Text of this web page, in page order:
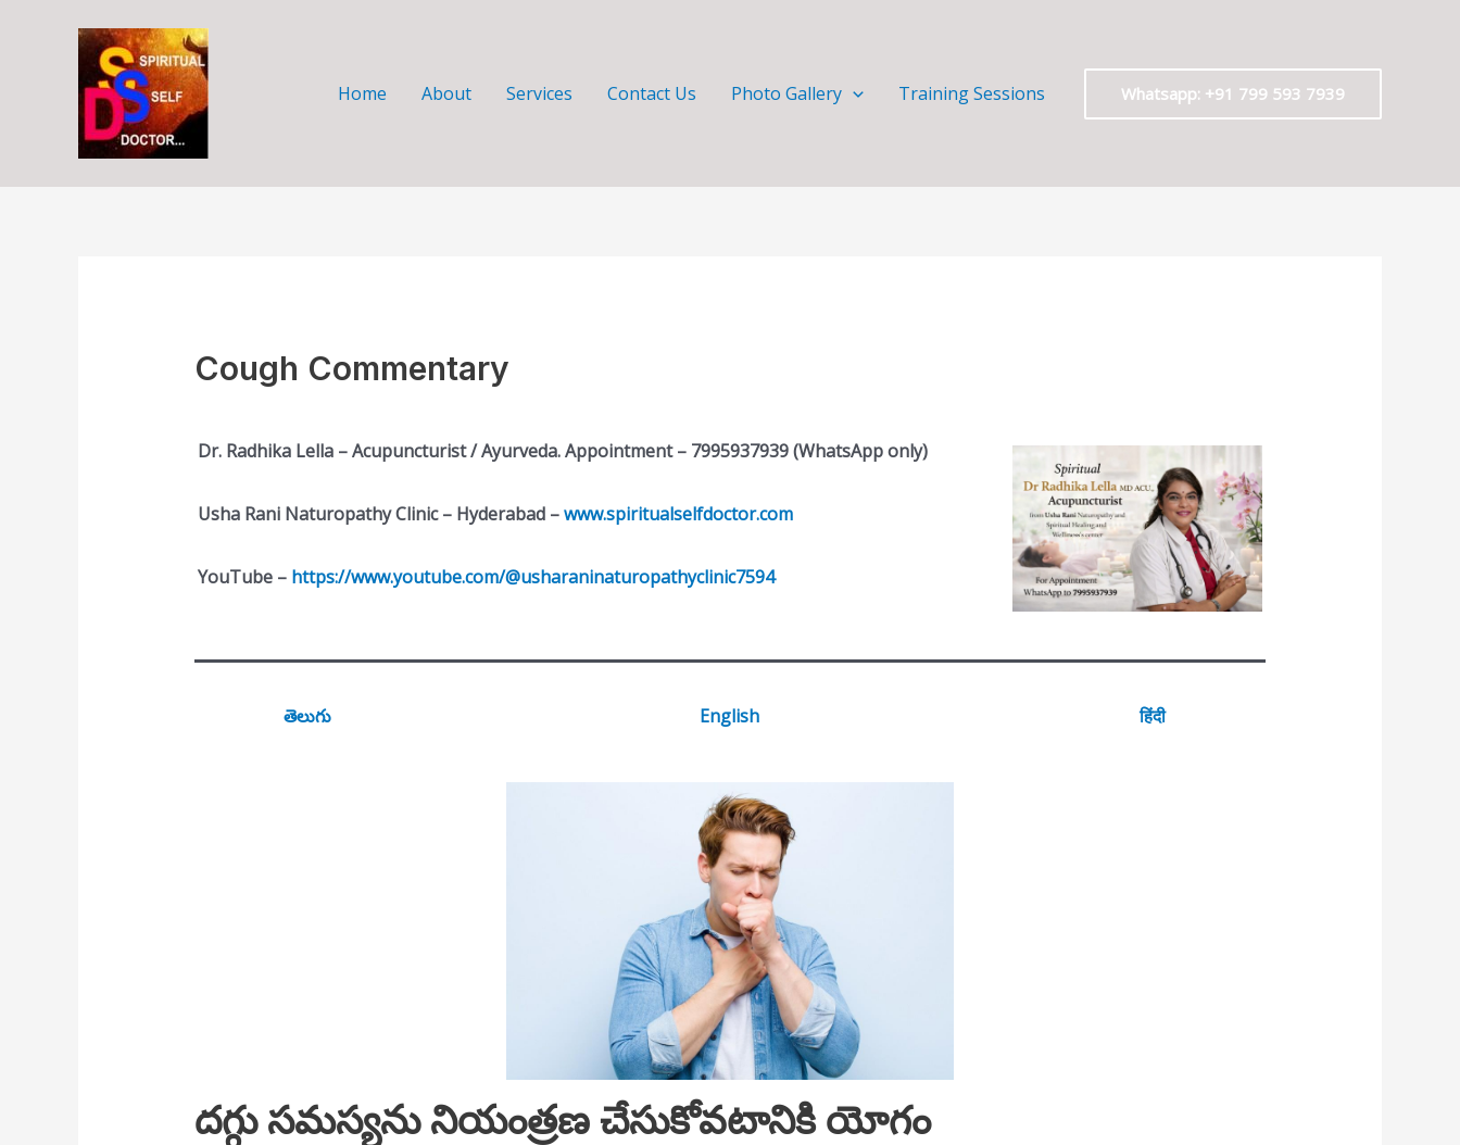
Home About Services Contact Us Photo Gallery Training Sessions Whatsapp: +91 799 593 7939
Cough Commentary
Dr. Radhika Lella – Acupuncturist / Ayurveda. Appointment – 7995937939 (WhatsApp only)
Usha Rani Naturopathy Clinic – Hyderabad –www.spiritualselfdoctor.com
YouTube – https://www.youtube.com/@usharaninaturopathyclinic7594
తెలుగు English हिंदी
దగ్గు సమస్యను నియంత్రణ చేసుకోవటానికి యోగం